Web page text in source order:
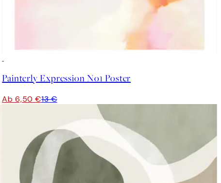
Painterly Expression No1 Poster
Ab 6,50 €13 €